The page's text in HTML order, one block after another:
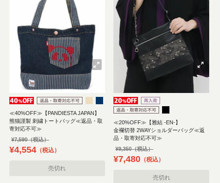
≪40%OFF≫【PANDIESTA JAPAN】
熊猫謹製 刺繍トートバッグ≪返品・取
寄対応不可≫
¥7,590
¥4,554 税込
売切れ
≪20%OFF≫【雅結 -EN-】
金襴切替 2WAYショルダーバッグ≪返
品・取寄対応不可≫
¥9,350
¥7,480 税込
売切れ